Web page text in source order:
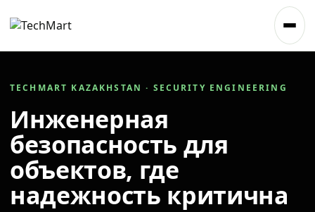
TECHMART KAZAKHSTAN · SECURITY ENGINEERING
Инженерная
безопасность для
объектов, где
надежность критична